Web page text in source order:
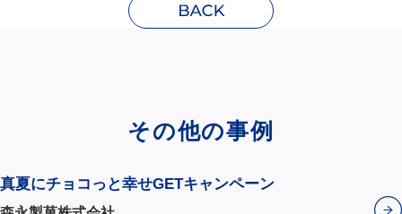
その他の事例
真夏にチョコっと幸せGETキャンペーン